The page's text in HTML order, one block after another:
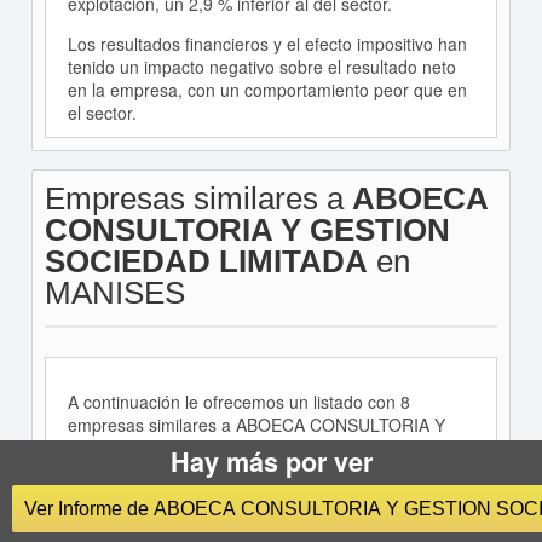
Los resultados financieros y el efecto impositivo han
tenido un impacto negativo sobre el resultado neto
en la empresa, con un comportamiento peor que en
el sector.
Empresas similares a ABOECA
CONSULTORIA Y GESTION
SOCIEDAD LIMITADA en
MANISES
A continuación le ofrecemos un listado con 8
empresas similares a ABOECA CONSULTORIA Y
GESTION SOCIEDAD LIMITADA en MANISES y del
sector 6910 - Actividades jurídicas.
Empresa
Dirección
Hay más por ver
Ver Informe de ABOECA CONSULTORIA Y GESTION